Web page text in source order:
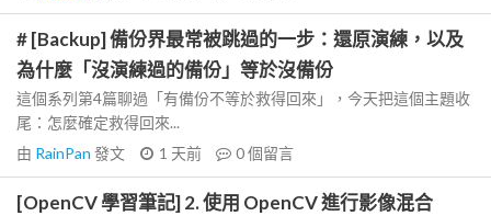
# [Backup] 備份界最常被跳過的一步：還原演練，以及
為什麼「沒演練過的備份」等於沒備份
這個系列第4篇聊過「有備份不等於救得回來」，今天把這個主題收
尾：怎麼確定救得回來...
由 RainPan 發文 1 天前 0個留言
[OpenCV 學習筆記] 2. 使用 OpenCV 進行影像混合